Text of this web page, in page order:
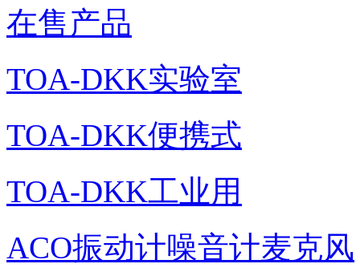
在售产品
TOA-DKK实验室
TOA-DKK便携式
TOA-DKK工业用
ACO振动计噪音计麦克风